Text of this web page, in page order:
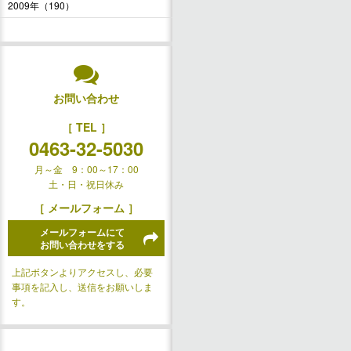
2009年（190）
お問い合わせ
［ TEL ］
0463-32-5030
月～金 9：00～17：00
土・日・祝日休み
［ メールフォーム ］
メールフォームにて
お問い合わせをする
上記ボタンよりアクセスし、必要
事項を記入し、送信をお願いしま
す。